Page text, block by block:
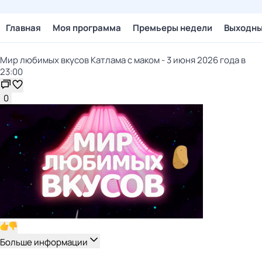
Главная Моя программа Премьеры недели
Мир любимых вкусов Катлама с маком - 3 июня 2026 года в
23:00
0
Больше информации